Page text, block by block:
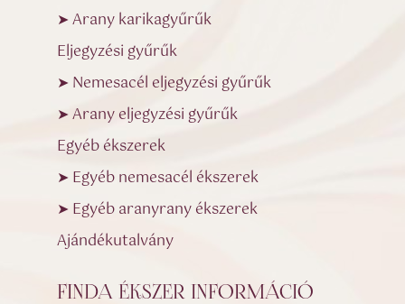
➤ Arany karikagyűrűk
Eljegyzési gyűrűk
➤ Nemesacél eljegyzési gyűrűk
➤ Arany eljegyzési gyűrűk
Egyéb ékszerek
➤ Egyéb nemesacél ékszerek
➤ Egyéb aranyrany ékszerek
Ajándékutalvány
FINDA ÉKSZER INFORMÁCIÓ